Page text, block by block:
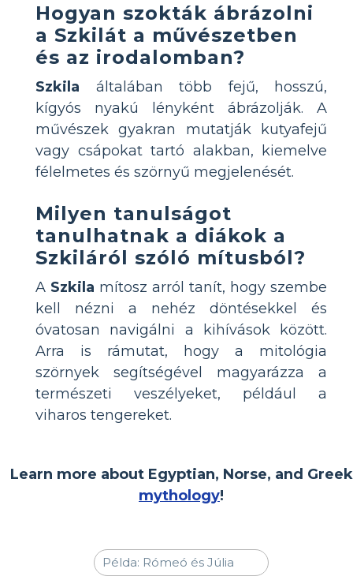
Hogyan szokták ábrázolni
a Szkilát a művészetben
és az irodalomban?
Szkila általában több fejű, hosszú,
kígyós nyakú lényként ábrázolják. A
művészek gyakran mutatják kutyafejű
vagy csápokat tartó alakban, kiemelve
félelmetes és szörnyű megjelenését.
Milyen tanulságot
tanulhatnak a diákok a
Szkiláról szóló mítusból?
A Szkila mítosz arról tanít, hogy szembe
kell nézni a nehéz döntésekkel és
óvatosan navigálni a kihívások között.
Arra is rámutat, hogy a mitológia
szörnyek segítségével magyarázza a
természeti veszélyeket, például a
viharos tengereket.
Learn more about Egyptian, Norse, and Greek
mythology!